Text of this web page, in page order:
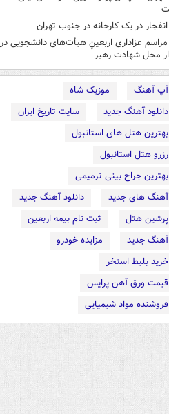
انفجار در یک کارخانه در جنوب تهران
مراسم عزاداری اربعینِ هیأت‌های دانشجویی در
محل شهادت رهبر
آپ آهنگ
موزیک شاه
دانلود آهنگ جدید
سایت تاریخ ایران
بهترین هتل های استانبول
رزرو هتل استانبول
بهترین جراح بینی ترمیمی
آهنگ های جدید
دانلود آهنگ جدید
پرشین هتل
ثبت نام بیمه اربعین
آهنگ جدید
مزایده خودرو
خرید بلیط استخر
قیمت ورق آهن پرایس
فروشنده مواد شیمیایی